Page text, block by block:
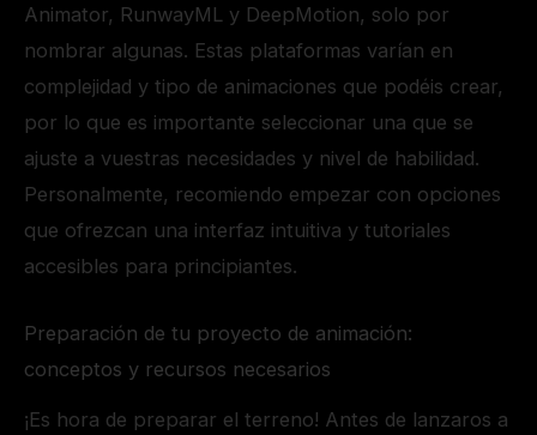
Animator, RunwayML y DeepMotion, solo por
nombrar algunas. Estas plataformas varían en
complejidad y tipo de animaciones que podéis crear,
por lo que es importante seleccionar una que se
ajuste a vuestras necesidades y nivel de habilidad.
Personalmente, recomiendo empezar con opciones
que ofrezcan una interfaz intuitiva y tutoriales
accesibles para principiantes.
Preparación de tu proyecto de animación:
conceptos y recursos necesarios
¡Es hora de preparar el terreno! Antes de lanzaros a